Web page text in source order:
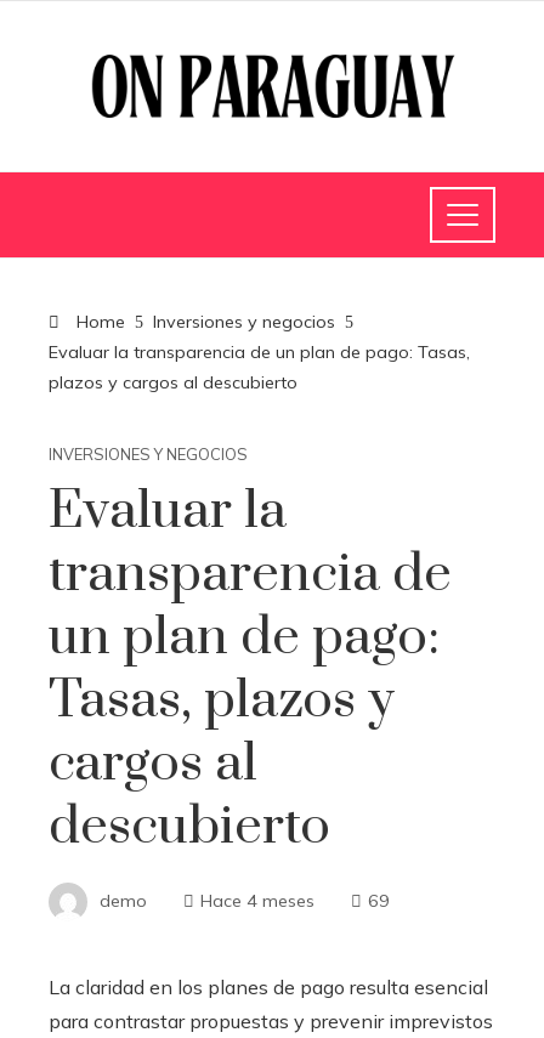
Home
Inversiones y negocios
Evaluar la transparencia de un plan de pago: Tasas,
plazos y cargos al descubierto
INVERSIONES Y NEGOCIOS
Evaluar la
transparencia de
un plan de pago:
Tasas, plazos y
cargos al
descubierto
demo Hace 4 meses 69
La claridad en los planes de pago resulta esencial
para contrastar propuestas y prevenir imprevistos